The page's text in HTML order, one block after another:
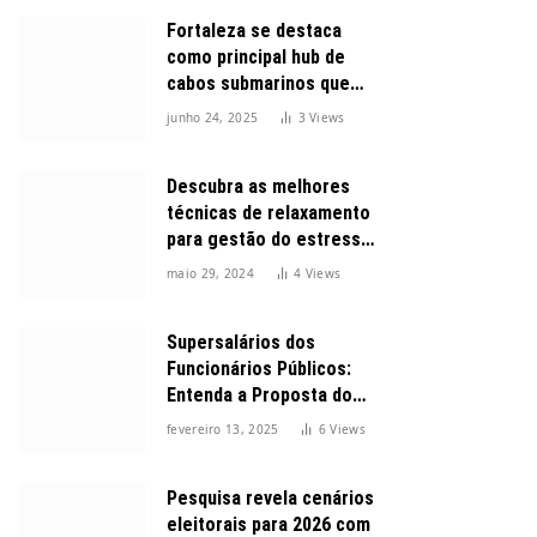
Fortaleza se destaca
como principal hub de
cabos submarinos que
conectam o Brasil ao
junho 24, 2025 3Views
Descubra as melhores
técnicas de relaxamento
para gestão do estresse
durante o dia
maio 29, 2024 4 Views
Supersalários dos
Funcionários Públicos:
Entenda a Proposta do
Governo para Limitar
fevereiro 13, 2025 6Views
Pesquisa revela cenários
eleitorais para 2026 com